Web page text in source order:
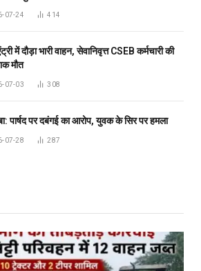
07-24 414
में दौड़ा भारी वाहन, सेवानिवृत्त CSEB कर्मचारी की
मौत
07-03 308
पार्षद पर दबंगई का आरोप, युवक के सिर पर हमला
07-28 287